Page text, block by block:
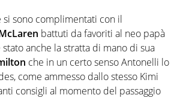
si sono complimentati con il
battuti da favoriti al neo papà
stato anche la stratta di mano di sua
che in un certo senso Antonelli lo
come ammesso dallo stesso Kimi
consigli al momento del passaggio